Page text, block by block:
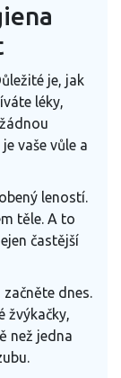
je, jak
léky,
vaše vůle a
leností.
těle. A to
častější
dnes.
žvýkačky,
než jedna